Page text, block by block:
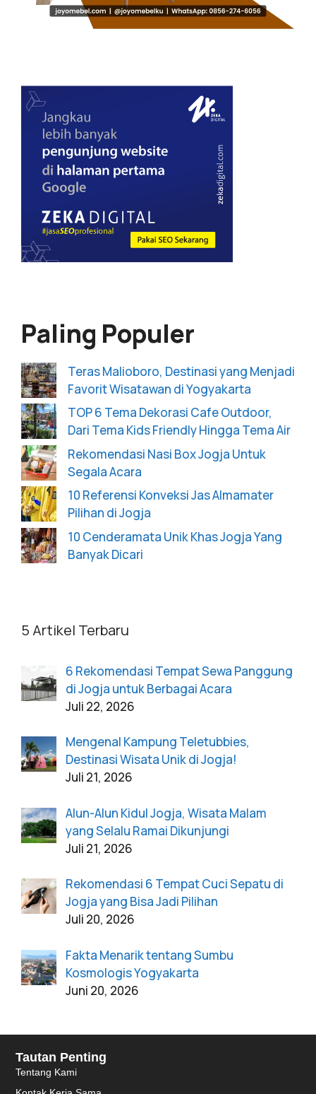
Paling Populer
Teras Malioboro, Destinasi yang Menjadi
Favorit Wisatawan di Yogyakarta
TOP 6 Tema Dekorasi Cafe Outdoor,
Dari Tema Kids Friendly Hingga Tema Air
Rekomendasi Nasi Box Jogja Untuk
Segala Acara
10 Referensi Konveksi Jas Almamater
Pilihan di Jogja
10 Cenderamata Unik Khas Jogja Yang
Banyak Dicari
5 Artikel Terbaru
6 Rekomendasi Tempat Sewa Panggung
di Jogja untuk Berbagai Acara
Juli 22, 2026
Mengenal Kampung Teletubbies,
Destinasi Wisata Unik di Jogja!
Juli 21, 2026
Alun-Alun Kidul Jogja, Wisata Malam
yang Selalu Ramai Dikunjungi
Juli 21, 2026
Rekomendasi 6 Tempat Cuci Sepatu di
Jogja yang Bisa Jadi Pilihan
Juli 20, 2026
Fakta Menarik tentang Sumbu
Kosmologis Yogyakarta
Juni 20, 2026
Tautan Penting
Tentang Kami